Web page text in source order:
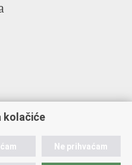
kolačiće
Ne prihvaćam